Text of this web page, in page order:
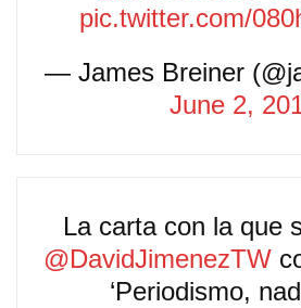
pic.twitter.com/
— James Breiner
June 2,
La carta con la que
@DavidJimenezTW
‘Periodismo,